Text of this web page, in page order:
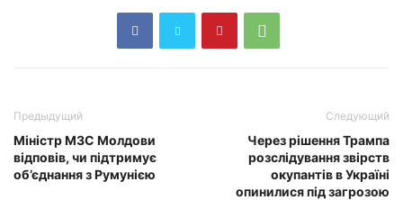
Предыдущий
Міністр МЗС Молдови
відповів, чи підтримує
об’єднання з Румунією
Следующий
Через рішення Трампа
розслідування звірств
окупантів в Україні
опинилися під загрозою